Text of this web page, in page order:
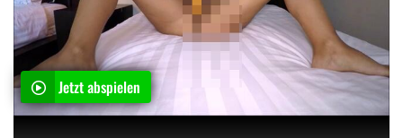
Jetzt abspielen